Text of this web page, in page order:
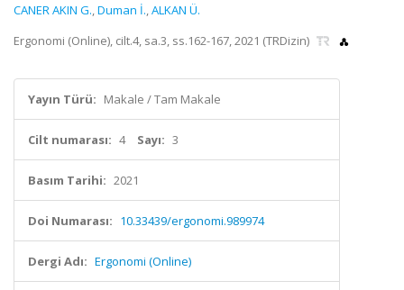
CANER AKIN G.,Duman İ.,ALKAN Ü.
Ergonomi (Online), cilt.4, sa.3, ss.162-167, 2021 (TRDizin)
Yayın Türü: Makale / Tam Makale
Cilt numarası: 4 Sayı: 3
Basım Tarihi: 2021
Doi Numarası: 10.33439/ergonomi.989974
Dergi Adı: Ergonomi (Online)